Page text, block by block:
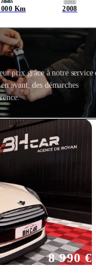
000 Km 2008
prix grâce à notre service
avant, des démarches
8 990 €